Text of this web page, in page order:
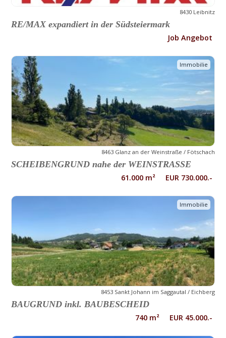
8430 Leibnitz
RE/MAX expandiert in der Südsteiermark
Job Angebot
Immobilie
8463 Glanz an der Weinstraße / Fötschach
SCHEIBENGRUND nahe der WEINSTRASSE
61.000 m² EUR 730.000.-
Immobilie
8453 Sankt Johann im Saggautal / Eichberg
BAUGRUND inkl. BAUBESCHEID
740 m² EUR 45.000.-